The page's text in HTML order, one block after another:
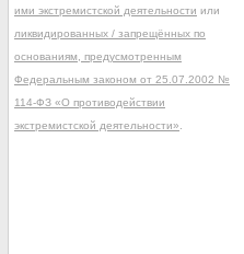
ими экстремистской деятельности или
ликвидированных / запрещённых по
основаниям, предусмотренным
Федеральным законом от 25.07.2002 №
114-ФЗ «О противодействии
экстремистской деятельности»